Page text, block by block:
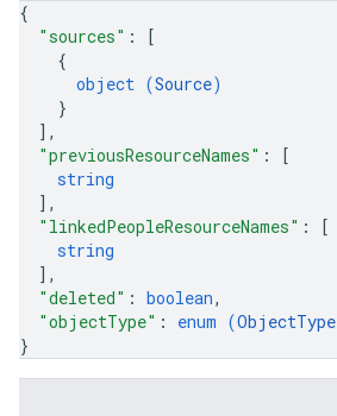
{
"sources" :
[
{
object (Source)
}
] ,
"previousResourceNames" :
[
string
] ,
"linkedPeopleResourceNames" :
[
string
] ,
"deleted" : boolean,
"objectType" : enum (ObjectType
}